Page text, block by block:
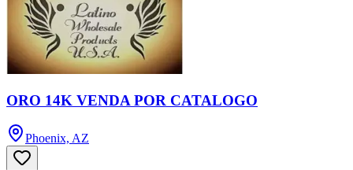
ORO 14K VENDA POR CATALOGO
Phoenix, AZ